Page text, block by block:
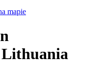
mapie